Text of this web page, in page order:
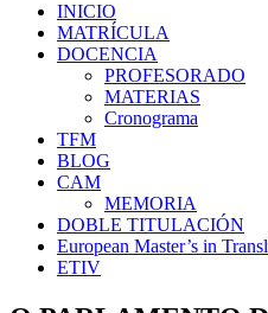
INICIO
MATRÍCULA
DOCENCIA
PROFESORADO
MATERIAS
Cronograma
TFM
BLOG
CAM
MEMORIA
DOBLE TITULACIÓN
European Master’s in
ETIV